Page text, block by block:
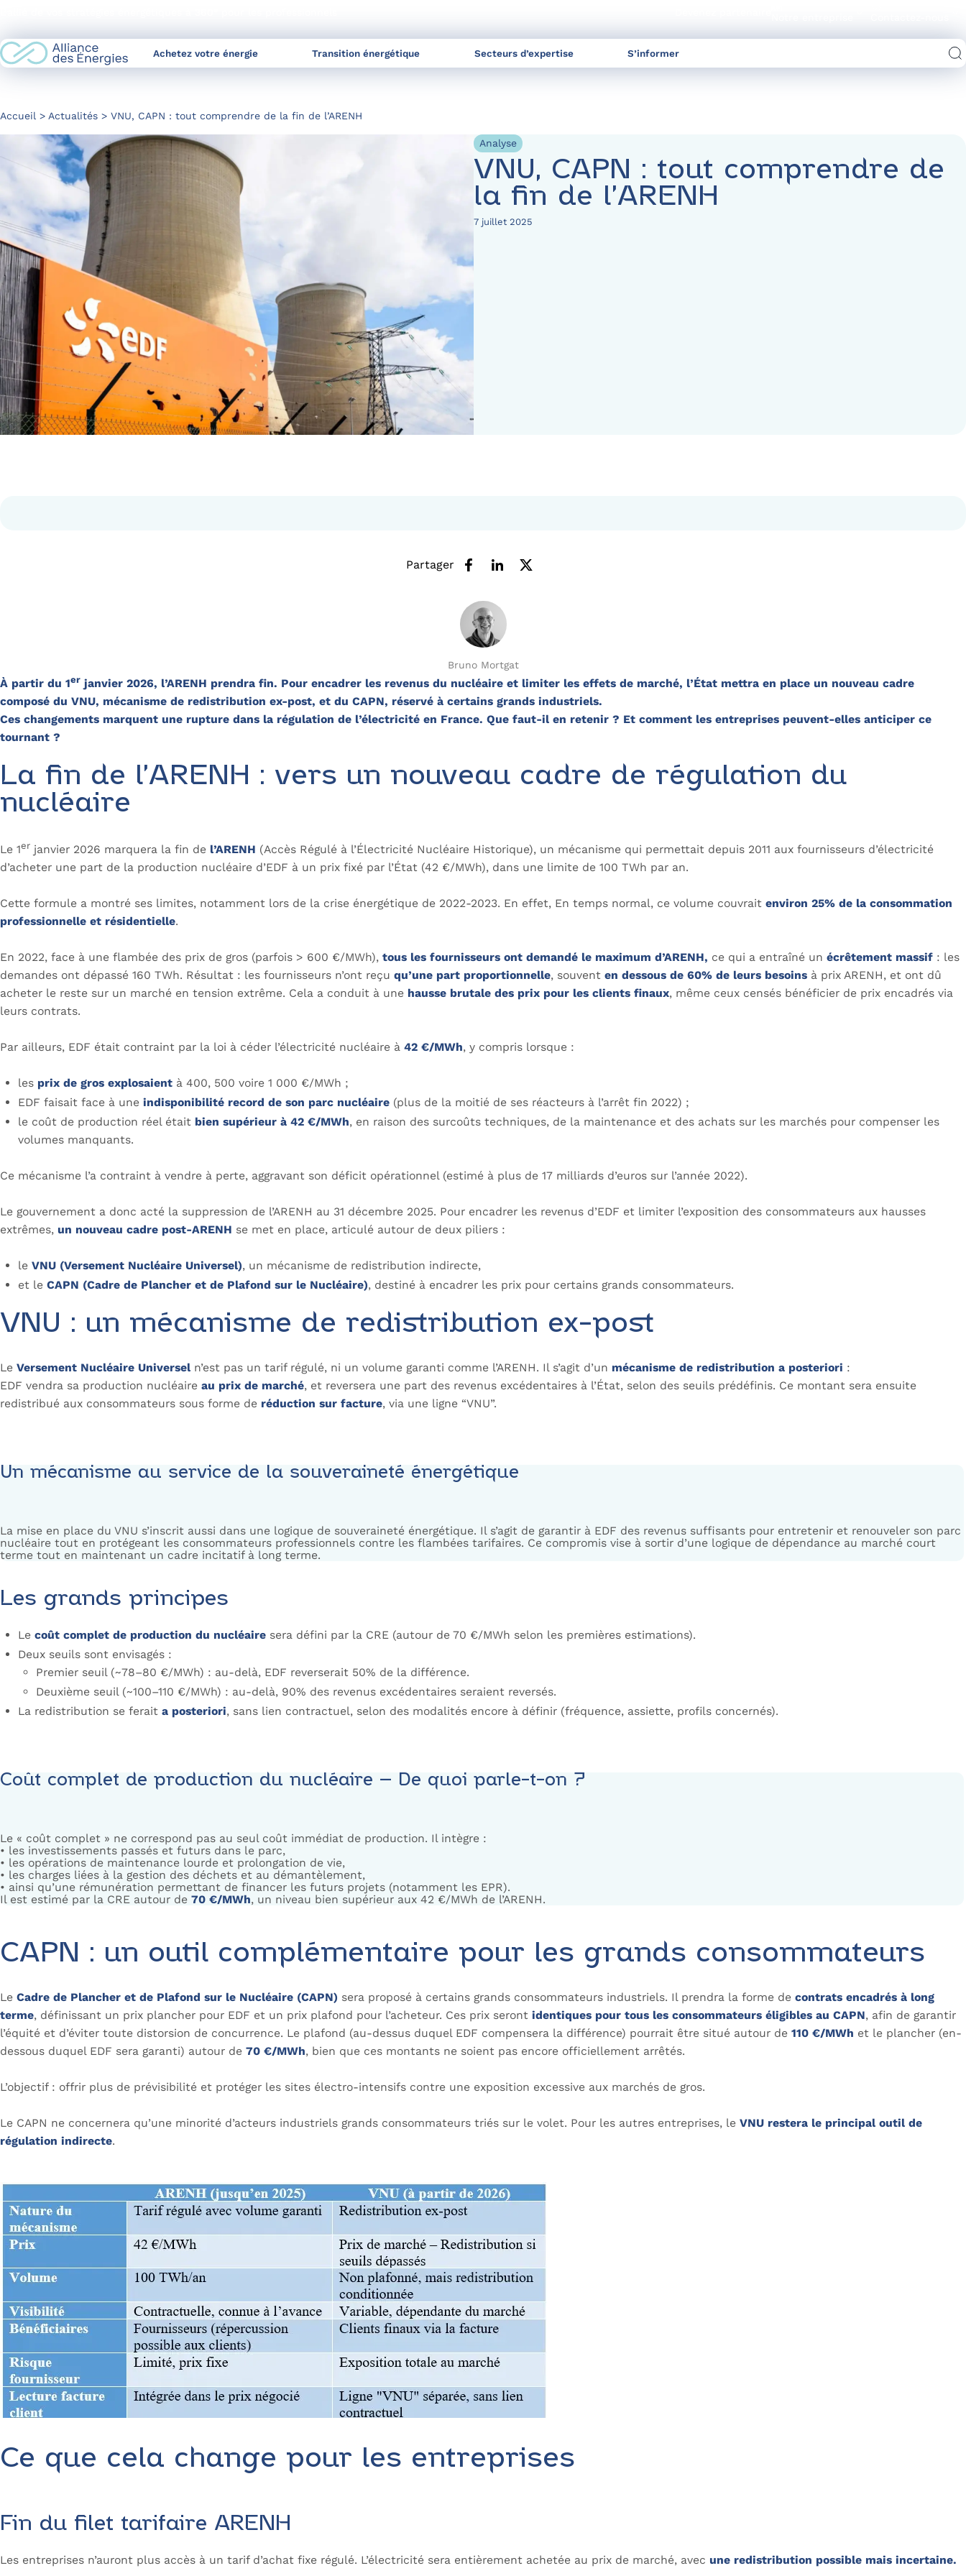
Content
Achetez votre énergie Transition énergétique Secteurs d’expertise S’informer
Accueil Actualités VNU, CAPN : tout comprendre de la fin de l’ARENH
Analyse
VNU, CAPN : tout comprendre de
la fin de l’ARENH
7 juillet 2025
Partager
Bruno Mortgat
À partir du 1er janvier 2026, l’ARENH prendra fin. Pour encadrer les revenus du nucléaire et limiter les effets de marché, l’État mettra en place un nouveau cadre
composé du VNU, mécanisme de redistribution ex-post, et du CAPN, réservé à certains grands industriels.
Ces changements marquent une rupture dans la régulation de l’électricité en France. Que faut-il en retenir ? Et comment les entreprises peuvent-elles anticiper ce
tournant ?
La fin de l’ARENH : vers un nouveau cadre de régulation du
nucléaire
Le 1er janvier 2026 marquera la fin de l’ARENH (Accès Régulé à l’Électricité Nucléaire Historique), un mécanisme qui permettait depuis 2011 aux fournisseurs d’électricité
d’acheter une part de la production nucléaire d’EDF à un prix fixé par l’État (42 €/MWh), dans une limite de 100 TWh par an.
Cette formule a montré ses limites, notamment lors de la crise énergétique de 2022-2023. En effet, En temps normal, ce volume couvrait environ 25% de la consommation
professionnelle et résidentielle.
En 2022, face à une flambée des prix de gros (parfois > 600 €/MWh), tous les fournisseurs ont demandé le maximum d’ARENH, ce qui a entraîné un écrêtement massif : les
demandes ont dépassé 160 TWh. Résultat : les fournisseurs n’ont reçu qu’une part proportionnelle, souvent en dessous de 60% de leurs besoins à prix ARENH, et ont dû
acheter le reste sur un marché en tension extrême. Cela a conduit à une hausse brutale des prix pour les clients finaux, même ceux censés bénéficier de prix encadrés via
leurs contrats.
Par ailleurs, EDF était contraint par la loi à céder l’électricité nucléaire à 42 €/MWh, y compris lorsque :
les prix de gros explosaient à 400, 500 voire 1 000 €/MWh ;
EDF faisait face à une indisponibilité record de son parc nucléaire (plus de la moitié de ses réacteurs à l’arrêt fin 2022) ;
le coût de production réel était bien supérieur à 42 €/MWh, en raison des surcoûts techniques, de la maintenance et des achats sur les marchés pour compenser les
volumes manquants.
Ce mécanisme l’a contraint à vendre à perte, aggravant son déficit opérationnel (estimé à plus de 17 milliards d’euros sur l’année 2022).
Le gouvernement a donc acté la suppression de l’ARENH au 31 décembre 2025. Pour encadrer les revenus d’EDF et limiter l’exposition des consommateurs aux hausses
extrêmes, un nouveau cadre post-ARENH se met en place, articulé autour de deux piliers :
le VNU (Versement Nucléaire Universel), un mécanisme de redistribution indirecte,
et le CAPN (Cadre de Plancher et de Plafond sur le Nucléaire), destiné à encadrer les prix pour certains grands consommateurs.
VNU : un mécanisme de redistribution ex-post
Le Versement Nucléaire Universel n’est pas un tarif régulé, ni un volume garanti comme l’ARENH. Il s’agit d’un mécanisme de redistribution a posteriori :
EDF vendra sa production nucléaire au prix de marché, et reversera une part des revenus excédentaires à l’État, selon des seuils prédéfinis. Ce montant sera ensuite
redistribué aux consommateurs sous forme de réduction sur facture, via une ligne “VNU”.
Un mécanisme au service de la souveraineté énergétique
La mise en place du VNU s’inscrit aussi dans une logique de souveraineté énergétique. Il s’agit de garantir à EDF des revenus suffisants pour entretenir et renouveler son parc
nucléaire tout en protégeant les consommateurs professionnels contre les flambées tarifaires. Ce compromis vise à sortir d’une logique de dépendance au marché court
terme tout en maintenant un cadre incitatif à long terme.
Les grands principes
Le coût complet de production du nucléaire sera défini par la CRE (autour de 70 €/MWh selon les premières estimations).
Deux seuils sont envisagés :
Premier seuil (~78–80 €/MWh) : au-delà, EDF reverserait 50% de la différence.
Deuxième seuil (~100–110 €/MWh) : au-delà, 90% des revenus excédentaires seraient reversés.
La redistribution se ferait a posteriori, sans lien contractuel, selon des modalités encore à définir (fréquence, assiette, profils concernés).
Coût complet de production du nucléaire – De quoi parle-t-on ?
Le « coût complet » ne correspond pas au seul coût immédiat de production. Il intègre :
• les investissements passés et futurs dans le parc,
• les opérations de maintenance lourde et prolongation de vie,
• les charges liées à la gestion des déchets et au démantèlement,
• ainsi qu’une rémunération permettant de financer les futurs projets (notamment les EPR).
Il est estimé par la CRE autour de 70 €/MWh, un niveau bien supérieur aux 42 €/MWh de l’ARENH.
CAPN : un outil complémentaire pour les grands consommateurs
Le Cadre de Plancher et de Plafond sur le Nucléaire (CAPN) sera proposé à certains grands consommateurs industriels. Il prendra la forme de contrats encadrés à long
terme, définissant un prix plancher pour EDF et un prix plafond pour l’acheteur. Ces prix seront identiques pour tous les consommateurs éligibles au CAPN, afin de garantir
l’équité et d’éviter toute distorsion de concurrence. Le plafond (au-dessus duquel EDF compensera la différence) pourrait être situé autour de 110 €/MWh et le plancher (en-
dessous duquel EDF sera garanti) autour de 70 €/MWh, bien que ces montants ne soient pas encore officiellement arrêtés.
L’objectif : offrir plus de prévisibilité et protéger les sites électro-intensifs contre une exposition excessive aux marchés de gros.
Le CAPN ne concernera qu’une minorité d’acteurs industriels grands consommateurs triés sur le volet. Pour les autres entreprises, le VNU restera le principal outil de
régulation indirecte.
Ce que cela change pour les entreprises
Fin du filet tarifaire ARENH
Les entreprises n’auront plus accès à un tarif d’achat fixe régulé. L’électricité sera entièrement achetée au prix de marché, avec une redistribution possible mais incertaine.